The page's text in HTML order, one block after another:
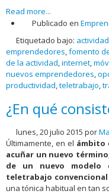
Read more...
Publicado en
Etiquetado bajo:
emprendedores fomento
de la actividad internet
nuevos emprendedores
productividad teletrabajo
¿En qué
lunes, 20 julio 2015 por
Últimamente, en el ámbito
acuñar un nuevo término
de un nuevo modelo
teletrabajo convencional
una tónica habitual en tan